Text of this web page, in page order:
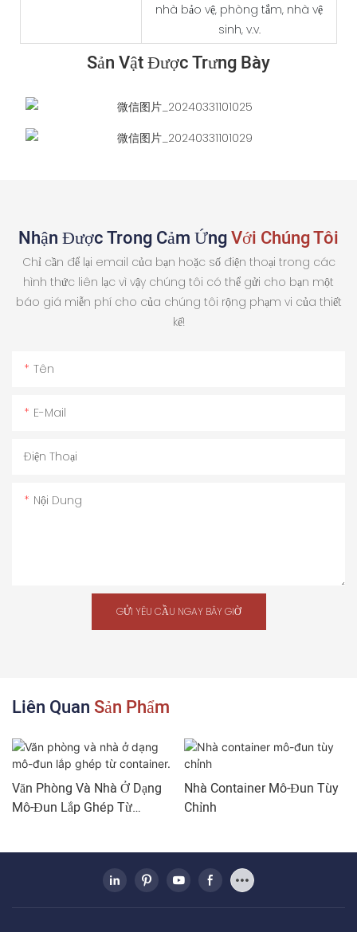
nhà bảo vệ, phòng tắm, nhà vệ
sinh, v.v.
Sản Vật Được Trưng Bày
Nhận Được Trong Cảm ỨngVới Chúng Tôi
Chỉ cần để lại email của bạn hoặc số điện thoại trong các
hình thức liên lạc vì vậy chúng tôi có thể gửi cho bạn một
báo giá miễn phí cho của chúng tôi rộng phạm vi của thiết
kế!
Tên
E-Mail
Điện Thoại
Nội Dung
GỬI YÊU CẦU NGAY BÂY GIỜ
Liên QuanSản Phẩm
Văn Phòng Và Nhà Ở Dạng
Mô-Đun Lắp Ghép Từ
Nhà Container Mô-Đun Tùy
Chỉnh